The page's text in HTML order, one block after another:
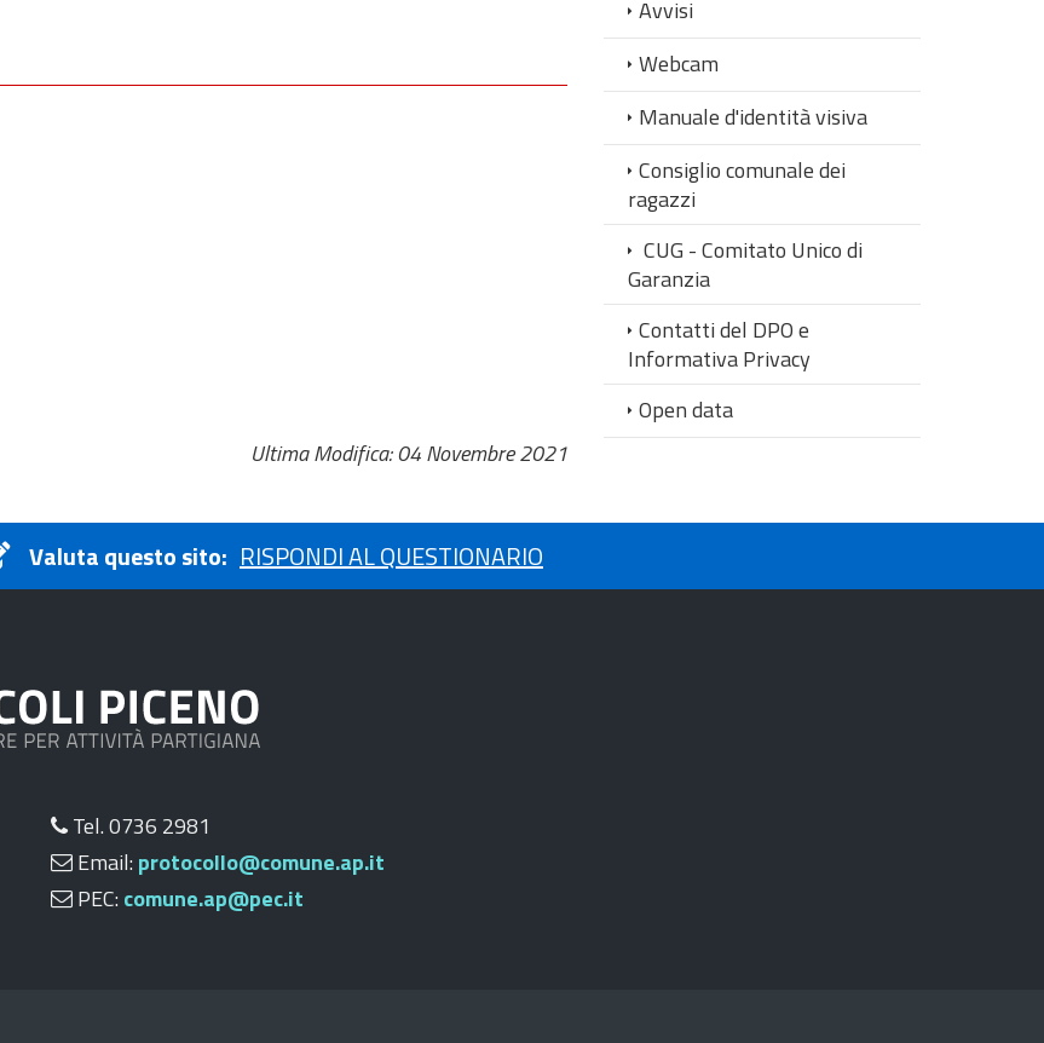
Avvisi
Webcam
Manuale d'identità visiva
Consiglio comunale dei
ragazzi
CUG - Comitato Unico di
Garanzia
Contatti del DPO e
Informativa Privacy
Open data
Ultima Modifica: 04 Novembre 2021
Valuta questo sito: RISPONDI AL QUESTIONARIO
Tel. 0736 2981
Email: protocollo@comune.ap.it
PEC: comune.ap@pec.it